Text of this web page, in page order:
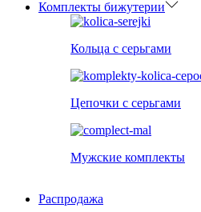
Комплекты бижутерии
Кольца с серьгами
Цепочки с серьгами
Мужские комплекты
Распродажа